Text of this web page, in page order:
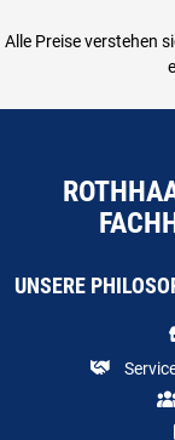
Alle Preise verstehen
UNSERE